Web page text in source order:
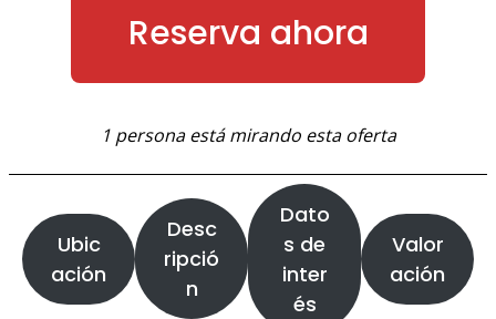
Reserva ahora
1 persona está mirando esta oferta
Ubic
ación
Desc
ripció
n
Dato
s de
inter
és
Valor
ación